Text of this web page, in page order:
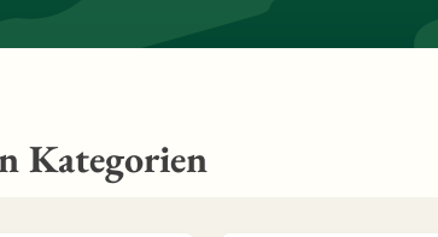
Kategorien